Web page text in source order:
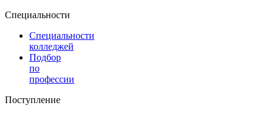
Специальности
Специальности
колледжей
Подбор
по
профессии
Поступление